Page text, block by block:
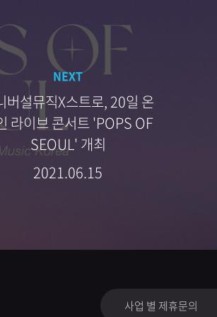
NEXT
버설뮤직X스트로, 20일 온
라이브 콘서트 'POPS OF
SEOUL' 개최
2021.06.15
사업 별 제휴문의